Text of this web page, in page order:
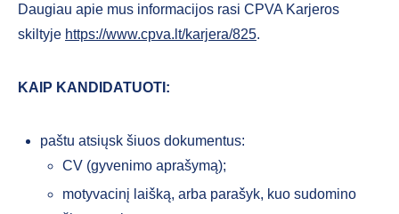
Daugiau apie mus informacijos rasi CPVA Karjeros
skiltyje https://www.cpva.lt/karjera/825.
KAIP KANDIDATUOTI:
paštu atsiųsk šiuos dokumentus:
CV (gyvenimo aprašymą);
motyvacinį laišką, arba parašyk, kuo sudomino